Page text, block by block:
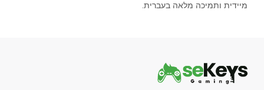
מיידית ותמיכה מלאה בעברית.